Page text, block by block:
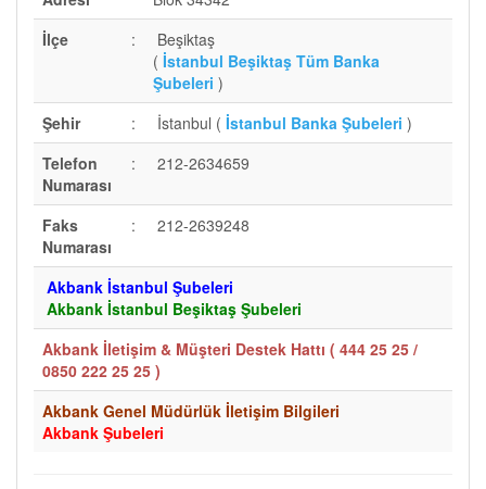
İlçe
:
Beşiktaş
( İstanbul Beşiktaş Tüm Banka
Şubeleri )
Şehir
: İstanbul ( İstanbul Banka Şubeleri )
Telefon
Numarası
: 212-2634659
Faks
Numarası
: 212-2639248
Akbank İstanbul Şubeleri
Akbank İstanbul Beşiktaş Şubeleri
Akbank İletişim & Müşteri Destek Hattı ( 444 25 25 /
0850 222 25 25 )
Akbank Genel Müdürlük İletişim Bilgileri
Akbank Şubeleri